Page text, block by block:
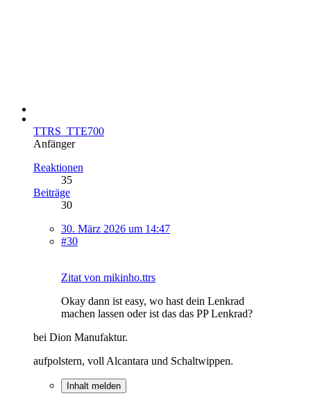
TTRS_TTE700
Anfänger
Reaktionen
35
Beiträge
30
30. März 2026 um 14:47
#30
Zitat von mikinho.ttrs
Okay dann ist easy, wo hast dein Lenkrad
machen lassen oder ist das das PP Lenkrad?
bei Dion Manufaktur.
aufpolstern, voll Alcantara und Schaltwippen.
Inhalt melden